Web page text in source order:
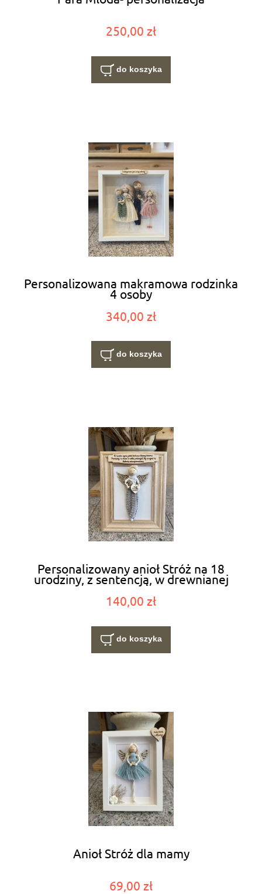
250,00 zł
do koszyka
Personalizowana makramowa rodzinka
4 osoby
340,00 zł
do koszyka
Personalizowany anioł Stróż na 18
urodziny, z sentencją, w drewnianej
ramce
140,00 zł
do koszyka
Anioł Stróż dla mamy
69,00 zł